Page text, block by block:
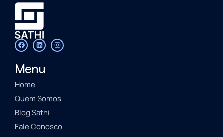
Menu
Home
Quem Somos
Blog Sathi
Fale Conosco